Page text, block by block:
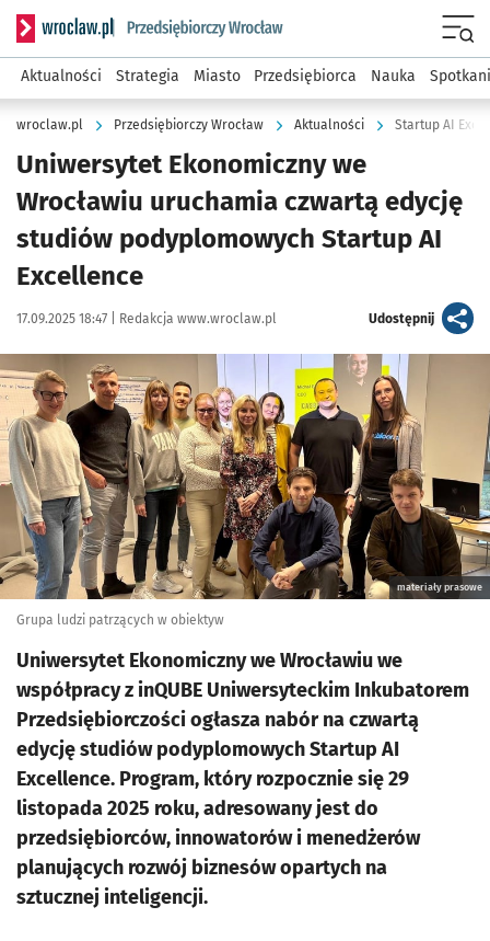
Serwis informacyjny wroclaw.pl podserwis: Strategia
Aktualności Strategia Miasto Przedsiębiorca Nauka
wroclaw.pl Przedsiębiorczy Wrocław Aktualności Startup AI
Uniwersytet Ekonomiczny we
Wrocławiu uruchamia czwartą edycję
studiów podyplomowych Startup AI
Excellence
Data publikacji:
17.09.2025 18:47 | Autor:
Redakcja www.wroclaw.pl Udostępnijartykuł
Kliknij, aby powiększyć
materiały prasowe
Grupa ludzi patrzących w obiektyw
Uniwersytet Ekonomiczny we Wrocławiu we
współpracy z inQUBE Uniwersyteckim Inkubatorem
Przedsiębiorczości ogłasza nabór na czwartą
edycję studiów podyplomowych Startup AI
Excellence. Program, który rozpocznie się 29
listopada 2025 roku, adresowany jest do
przedsiębiorców, innowatorów i menedżerów
planujących rozwój biznesów opartych na
sztucznej inteligencji.